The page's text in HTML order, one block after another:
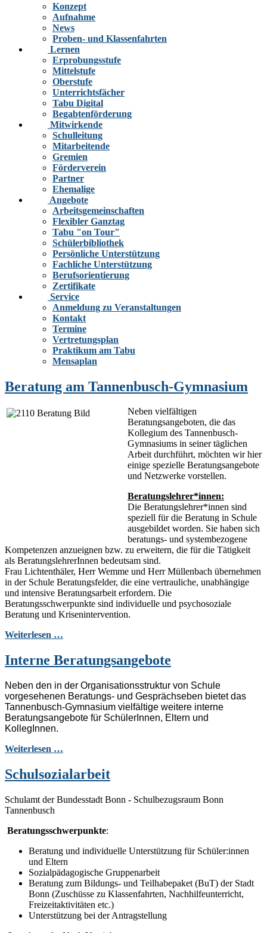
Konzept
Aufnahme
News
Proben- und Klassenfahrten
Lernen
Erprobungsstufe
Mittelstufe
Oberstufe
Unterrichtsfächer
Tabu Digital
Begabtenförderung
Mitwirkende
Schulleitung
Mitarbeitende
Gremien
Förderverein
Partner
Ehemalige
Angebote
Arbeitsgemeinschaften
Flexibler Ganztag
Tabu "on Tour"
Schülerbibliothek
Persönliche Unterstützung
Fachliche Unterstützung
Berufsorientierung
Zertifikate
Service
Anmeldung zu Veranstaltungen
Kontakt
Termine
Vertretungsplan
Praktikum am Tabu
Mensaplan
Beratung am Tannenbusch-Gymnasium
Neben vielfältigen
Beratungsangeboten, die das
Kollegium des Tannenbusch-
Gymnasiums in seiner täglichen
Arbeit durchführt, möchten wir hier
einige spezielle Beratungsangebote
und Netzwerke vorstellen.
Beratungslehrer*innen:
Die Beratungslehrer*innen sind
speziell für die Beratung in Schule
ausgebildet worden. Sie haben sich
beratungs- und systembezogene
Kompetenzen anzueignen bzw. zu erweitern, die für die Tätigkeit
als BeratungslehrerInnen bedeutsam sind.
Frau Lichtenthäler, Herr Wemme und Herr Müllenbach übernehmen
in der Schule Beratungsfelder, die eine vertrauliche, unabhängige
und intensive Beratungsarbeit erfordern. Die
Beratungsschwerpunkte sind individuelle und psychosoziale
Beratung und Krisenintervention.
Weiterlesen …
Interne Beratungsangebote
Neben den in der Organisationsstruktur von Schule
vorgesehenen Beratungs- und Gesprächseben bietet das
Tannenbusch-Gymnasium vielfältige weitere interne
Beratungsangebote für SchülerInnen, Eltern und
KollegInnen.
Weiterlesen …
Schulsozialarbeit
Schulamt der Bundesstadt Bonn - Schulbezugsraum Bonn
Tannenbusch
Beratungsschwerpunkte:
Beratung und individuelle Unterstützung für Schüler:innen
und Eltern
Sozialpädagogische Gruppenarbeit
Beratung zum Bildungs- und Teilhabepaket (BuT) der Stadt
Bonn (Zuschüsse zu Klassenfahrten, Nachhilfeunterricht,
Freizeitaktivitäten etc.)
Unterstützung bei der Antragstellung